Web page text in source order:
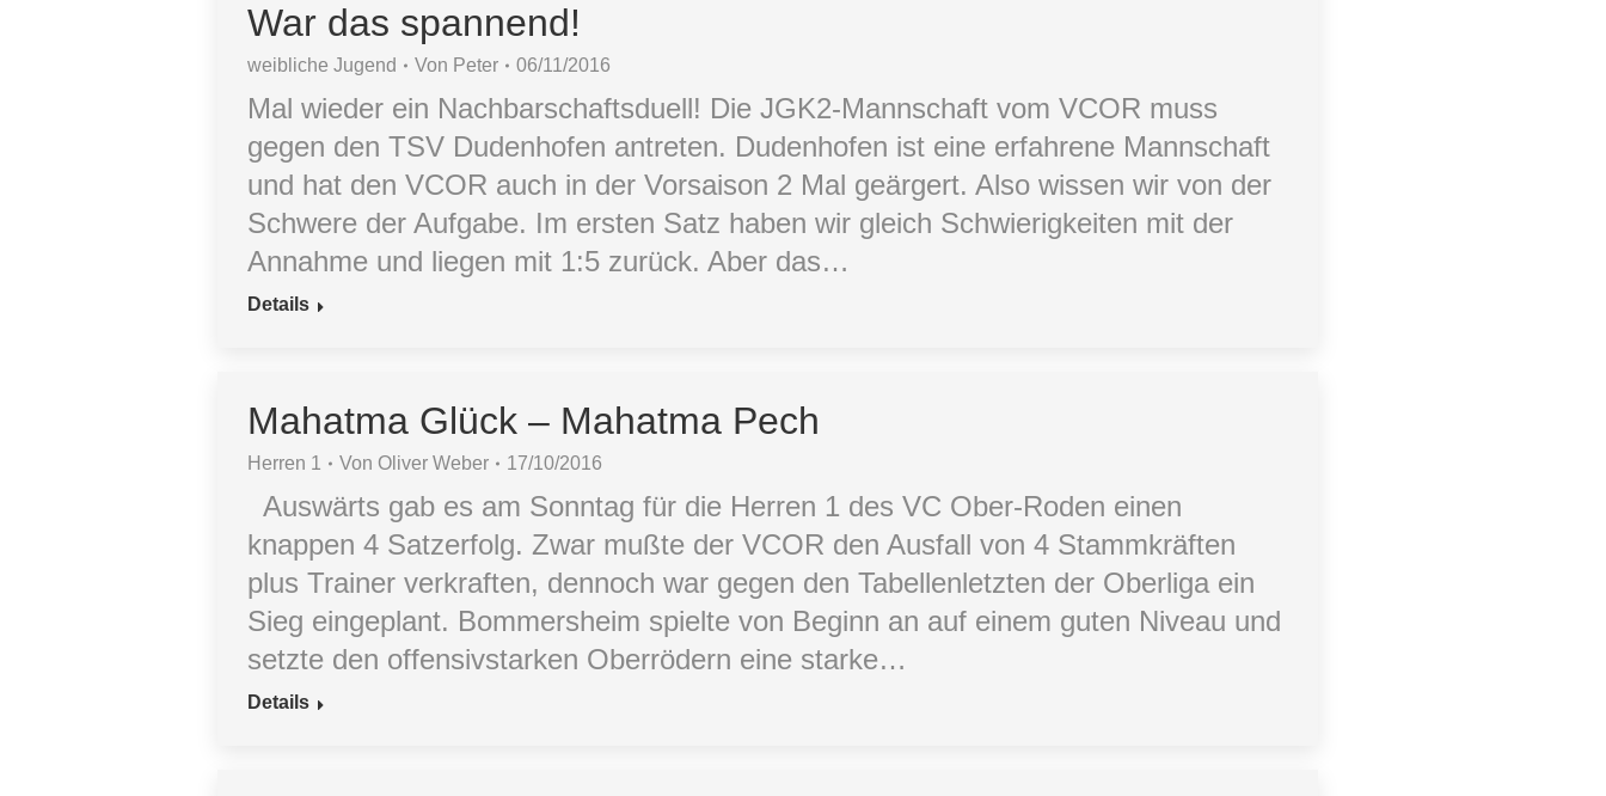
War das spannend!
weibliche Jugend Von Peter 06/11/2016
Mal wieder ein Nachbarschaftsduell! Die JGK2-Mannschaft vom VCOR muss
gegen den TSV Dudenhofen antreten. Dudenhofen ist eine erfahrene Mannschaft
und hat den VCOR auch in der Vorsaison 2 Mal geärgert. Also wissen wir von der
Schwere der Aufgabe. Im ersten Satz haben wir gleich Schwierigkeiten mit der
Annahme und liegen mit 1:5 zurück. Aber das…
Details
Mahatma Glück – Mahatma Pech
Herren 1 Von Oliver Weber 17/10/2016
Auswärts gab es am Sonntag für die Herren 1 des VC Ober-Roden einen
knappen 4 Satzerfolg. Zwar mußte der VCOR den Ausfall von 4 Stammkräften
plus Trainer verkraften, dennoch war gegen den Tabellenletzten der Oberliga ein
Sieg eingeplant. Bommersheim spielte von Beginn an auf einem guten Niveau und
setzte den offensivstarken Oberrödern eine starke…
Details